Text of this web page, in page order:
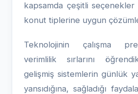
kapsamda çeşitli seçenekler
konut tiplerine uygun
Teknolojinin çalışma
verimlilik sırlarını
gelişmiş sistemlerin günlük
yansıdığına, sağladığı